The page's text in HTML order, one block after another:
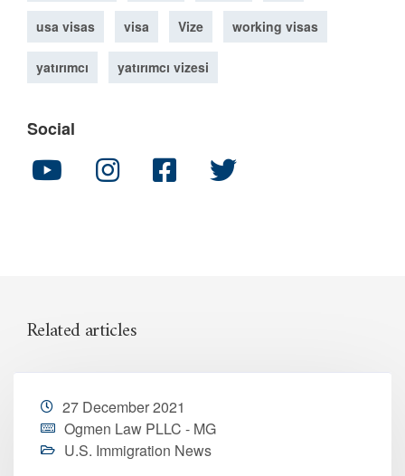
usa visas visa Vize working visas
yatırımcı yatırımcı vizesi
Social
Related articles
27 December 2021
Ogmen Law PLLC - MG
U.S. Immigration News